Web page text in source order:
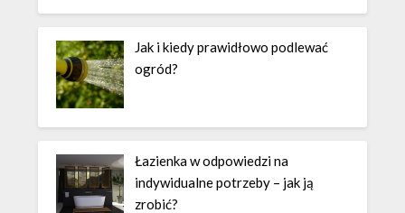
Jak i kiedy prawidłowo podlewać
ogród?
Łazienka w odpowiedzi na
indywidualne potrzeby – jak ją
zrobić?